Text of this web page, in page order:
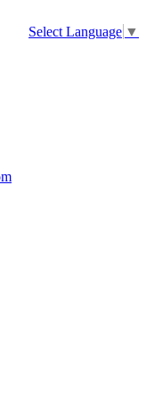
Select Language ▼